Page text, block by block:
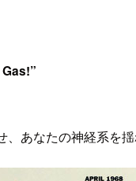
、あなたの神経系を